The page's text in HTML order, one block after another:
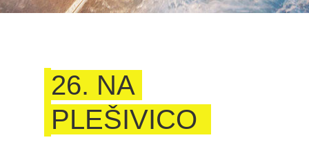
26. NA
PLEŠIVICO